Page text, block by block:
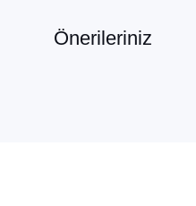
Önerileriniz